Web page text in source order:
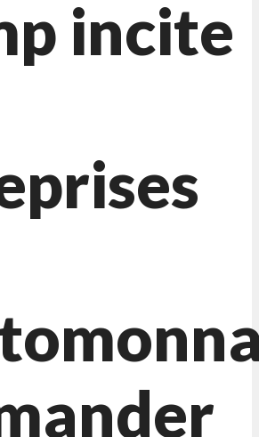
incite